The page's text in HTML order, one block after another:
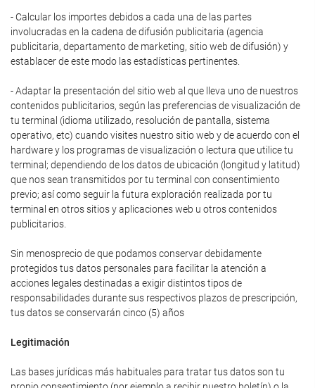
- Calcular los importes debidos a cada una de las partes
involucradas en la cadena de difusión publicitaria (agencia
publicitaria, departamento de marketing, sitio web de difusión) y
establacer de este modo las estadísticas pertinentes.
- Adaptar la presentación del sitio web al que lleva uno de nuestros
contenidos publicitarios, según las preferencias de visualización de
tu terminal (idioma utilizado, resolución de pantalla, sistema
operativo, etc) cuando visites nuestro sitio web y de acuerdo con el
hardware y los programas de visualización o lectura que utilice tu
terminal; dependiendo de los datos de ubicación (longitud y latitud)
que nos sean transmitidos por tu terminal con consentimiento
previo; así como seguir la futura exploración realizada por tu
terminal en otros sitios y aplicaciones web u otros contenidos
publicitarios.
Sin menosprecio de que podamos conservar debidamente
protegidos tus datos personales para facilitar la atención a
acciones legales destinadas a exigir distintos tipos de
responsabilidades durante sus respectivos plazos de prescripción,
tus datos se conservarán cinco (5) años
Legitimación
Las bases jurídicas más habituales para tratar tus datos son tu